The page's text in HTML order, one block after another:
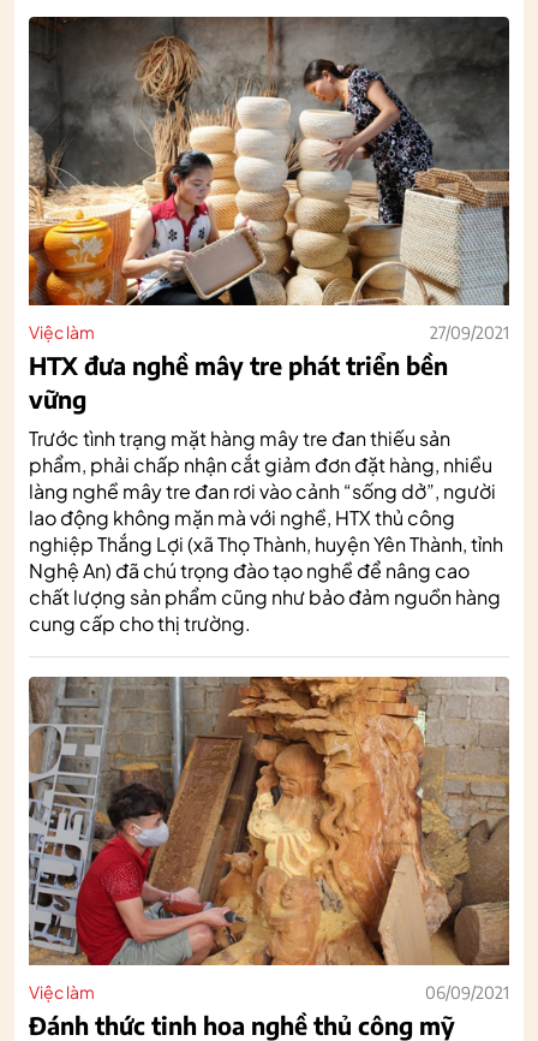
Việc làm 27/09/2021
HTX đưa nghề mây tre phát triển bền
vững
Trước tình trạng mặt hàng mây tre đan thiếu sản
phẩm, phải chấp nhận cắt giảm đơn đặt hàng, nhiều
làng nghề mây tre đan rơi vào cảnh “sống dở”, người
lao động không mặn mà với nghề, HTX thủ công
nghiệp Thắng Lợi (xã Thọ Thành, huyện Yên Thành, tỉnh
Nghệ An) đã chú trọng đào tạo nghề để nâng cao
chất lượng sản phẩm cũng như bảo đảm nguồn hàng
cung cấp cho thị trường.
Việc làm 06/09/2021
Đánh thức tinh hoa nghề thủ công mỹ